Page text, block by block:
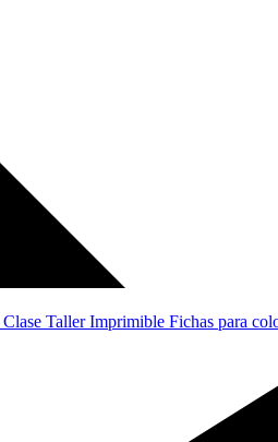
Clase TallerImprimible Fichas para